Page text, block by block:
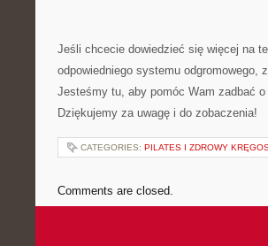
Jeśli chcecie dowiedzieć się więcej na
odpowiedniego systemu odgromowego,
Jesteśmy tu, aby ⁤pomóc Wam⁤ zadbać
Dziękujemy ​za uwagę i do zobaczenia!
CATEGORIES: PILATES I ZDROWY
Comments are closed.